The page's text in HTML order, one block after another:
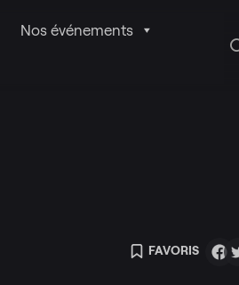
Nos événements
FAVORIS